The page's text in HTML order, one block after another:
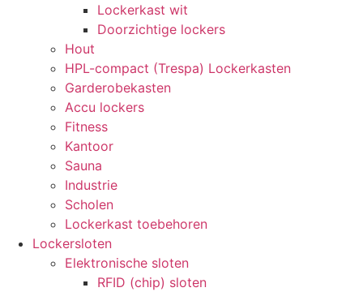
Lockerkast wit
Doorzichtige lockers
Hout
HPL-compact (Trespa) Lockerkasten
Garderobekasten
Accu lockers
Fitness
Kantoor
Sauna
Industrie
Scholen
Lockerkast toebehoren
Lockersloten
Elektronische sloten
RFID (chip) sloten